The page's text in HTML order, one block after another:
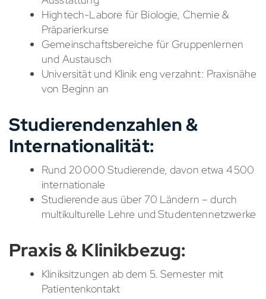
Hightech-Labore für Biologie, Chemie &
Präparierkurse
Gemeinschaftsbereiche für Gruppenlernen
und Austausch
Universität und Klinik eng verzahnt: Praxisnähe
von Beginn an
Studierendenzahlen &
Internationalität:
Rund 20 000 Studierende, davon etwa 4 500
internationale
Studierende aus über 70 Ländern – durch
multikulturelle Lehre und Studentennetzwerke
Praxis & Klinikbezug:
Kliniksitzungen ab dem 5. Semester mit
Patientenkontakt